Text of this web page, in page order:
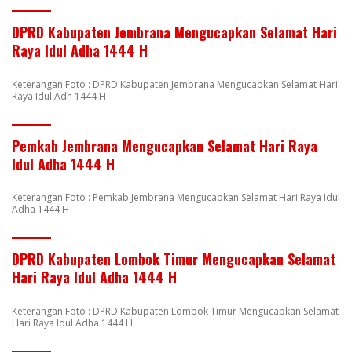
DPRD Kabupaten Jembrana Mengucapkan Selamat Hari
Raya Idul Adha 1444 H
Keterangan Foto : DPRD Kabupaten Jembrana Mengucapkan Selamat Hari
Raya Idul Adh 1444 H
Pemkab Jembrana Mengucapkan Selamat Hari Raya
Idul Adha 1444 H
Keterangan Foto : Pemkab Jembrana Mengucapkan Selamat Hari Raya Idul
Adha 1444 H
DPRD Kabupaten Lombok Timur Mengucapkan Selamat
Hari Raya Idul Adha 1444 H
Keterangan Foto : DPRD Kabupaten Lombok Timur Mengucapkan Selamat
Hari Raya Idul Adha 1444 H